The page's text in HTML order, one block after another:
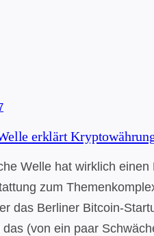
erklärt
Welle hat wirklich einen
zum
das Berliner Bitcoin-
(von ein paar